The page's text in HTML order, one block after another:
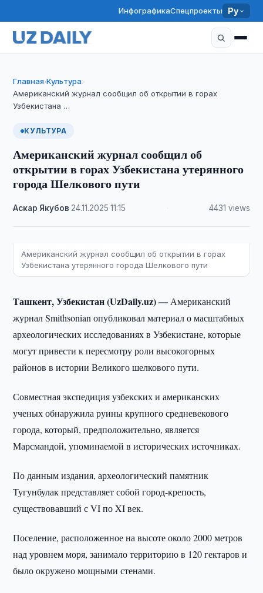
ИнфографикаСпецпроекты Ру
Главная›Культура›
Американский журнал сообщил об открытии в горах
Узбекистана …
КУЛЬТУРА
Американский журнал сообщил об
открытии в горах Узбекистана утерянного
города Шелкового пути
Аскар Якубов 24.11.2025 ·11:15 4431 views
Американский журнал сообщил об открытии в горах
Узбекистана утерянного города Шелкового пути
Ташкент, Узбекистан (UzDaily.uz) —Американский
журнал Smithsonian опубликовал материал о масштабных
археологических исследованиях в Узбекистане, которые
могут привести к пересмотру роли высокогорных
районов в истории Великого шелкового пути.
Совместная экспедиция узбекских и американских
ученых обнаружила руины крупного средневекового
города, который, предположительно, является
Марсмандой, упоминаемой в исторических источниках.
По данным издания, археологический памятник
Тугунбулак представляет собой город-крепость,
существовавший с VI по XI век.
Поселение, расположенное на высоте около 2000 метров
над уровнем моря, занимало территорию в 120 гектаров и
было окружено мощными стенами.